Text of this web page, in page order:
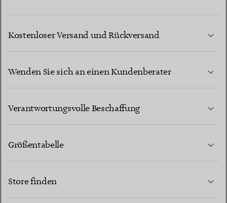
Kostenloser Versand und Rückversand
Wenden Sie sich an einen Kundenberater
Verantwortungsvolle Beschaffung
Größentabelle
Store finden